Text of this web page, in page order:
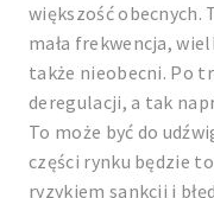
większość
mała frekwencja,
także nieobecni. Po
deregulacji, a tak
To może być do
części rynku będzie
ryzykiem sankcji i